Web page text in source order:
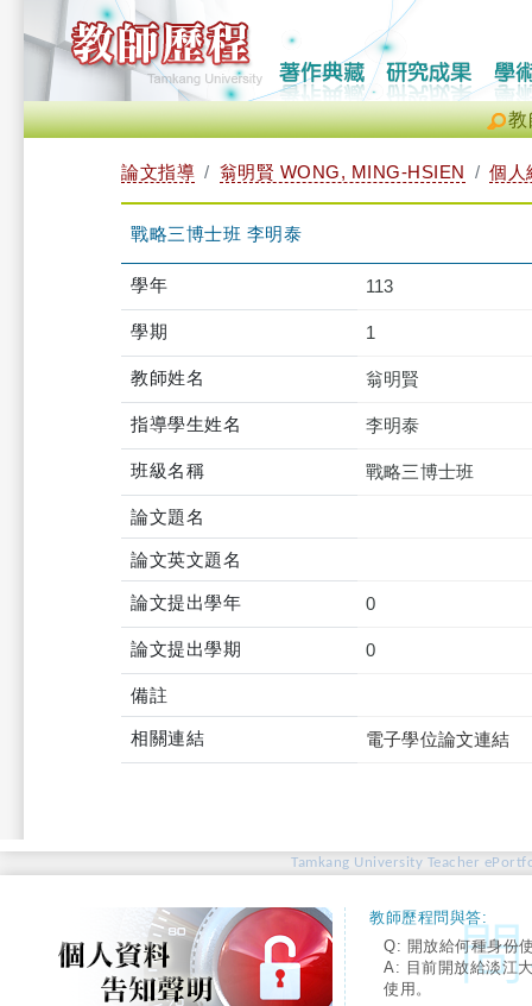
教
論文指導 翁明賢 WONG, MING-HSIEN 個人
戰略三博士班 李明泰
學年 113
學期 1
教師姓名 翁明賢
指導學生姓名 李明泰
班級名稱 戰略三博士班
論文題名
論文英文題名
論文提出學年 0
論文提出學期 0
備註
相關連結 電子學位論文連結
Tamkang University Teacher
教師歷程問與答:
Q: 開放給何種身份
A: 目前開放給淡江
使用。